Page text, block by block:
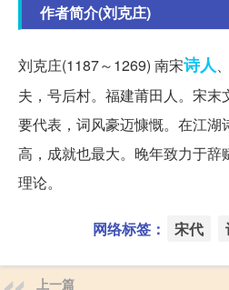
作者简介(刘克庄)
刘克庄(1187～1269) 南宋诗人、
夫，号后村。福建莆田人。宋
要代表，词风豪迈慷慨。在江湖
高，成就也最大。晚年致力于辞
理论。
网络标签： 宋代
上一篇